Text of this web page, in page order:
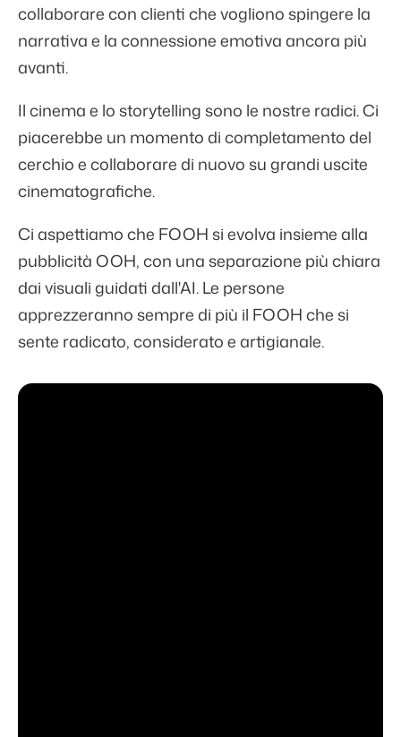
collaborare con clienti che vogliono spingere la
narrativa e la connessione emotiva ancora più
avanti.
Il cinema e lo storytelling sono le nostre radici. Ci
piacerebbe un momento di completamento del
cerchio e collaborare di nuovo su grandi uscite
cinematografiche.
Ci aspettiamo che FOOH si evolva insieme alla
pubblicità OOH, con una separazione più chiara
dai visuali guidati dall'AI. Le persone
apprezzeranno sempre di più il FOOH che si
sente radicato, considerato e artigianale.